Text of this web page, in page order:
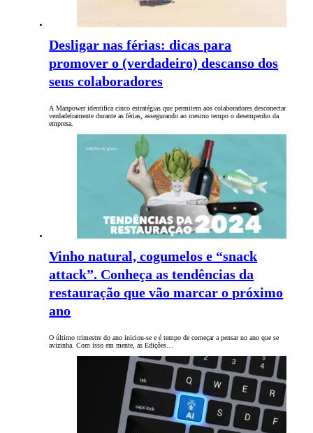
Desligar nas férias: dicas para
promover o (verdadeiro) descanso dos
seus colaboradores
A Manpower identifica cinco estratégias que permitem aos colaboradores desconectar
verdadeiramente durante as férias, assegurando ao mesmo tempo o desempenho da
empresa.
Vinho natural, cogumelos e “snack
attack”. Conheça as tendências da
restauração que vão marcar o próximo
ano
O último trimestre do ano iniciou-se e é tempo de começar a pensar no ano que se
avizinha. Com isso em mente, as Edições…